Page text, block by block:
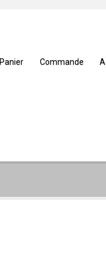
Panier Commande